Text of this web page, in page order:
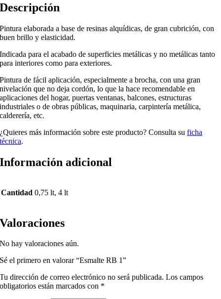
Descripción
Pintura elaborada a base de resinas alquídicas, de gran cubrición, con
buen brillo y elasticidad.
Indicada para el acabado de superficies metálicas y no metálicas tanto
para interiores como para exteriores.
Pintura de fácil aplicación, especialmente a brocha, con una gran
nivelación que no deja cordón, lo que la hace recomendable en
aplicaciones del hogar, puertas ventanas, balcones, estructuras
industriales o de obras públicas, maquinaria, carpintería metálica,
calderería, etc.
¿Quieres más información sobre este producto? Consulta suficha
técnica.
Información adicional
Cantidad 0,75 lt, 4 lt
Valoraciones
No hay valoraciones aún.
Sé el primero en valorar “Esmalte RB 1”
Tu dirección de correo electrónico no será publicada. Los campos
obligatorios están marcados con *